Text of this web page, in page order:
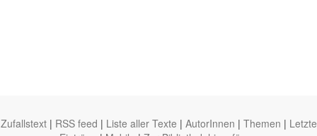
Zufallstext | RSS feed | Liste aller Texte | AutorInnen | Themen | Letzte